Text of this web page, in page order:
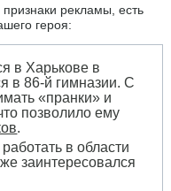
рекламы, есть
героя:
в Харькове в
в 86-й гимназии. С
«пранки» и
позволило ему
.
в области
заинтересовался